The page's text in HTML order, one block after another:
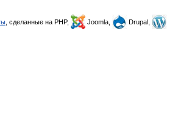
, сделанные на PHP, Joomla,
Drupal,